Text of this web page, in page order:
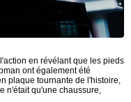
en révélant que les pieds
ont également été
plaque tournante de l'histoire,
n'était qu'une chaussure,